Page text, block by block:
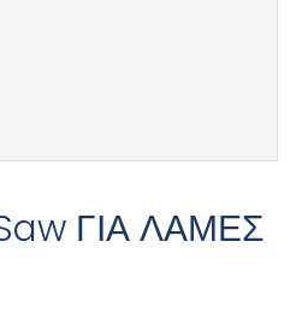
ΓΙΑ ΛΑΜΕΣ